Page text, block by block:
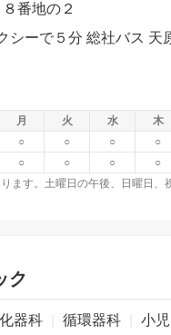
番地の２
月 火 水
木
○ ○ ○
○
○ ○ ○
○
ます。土曜日の午後、日曜日、
ク
器科 循環器科
小児科